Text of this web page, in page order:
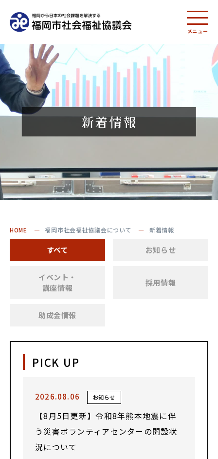
メニュー
新着情報
HOME 福岡市社会福祉協議会について 新着情報
すべて お知らせ
イベント・
講座情報
採用情報
助成金情報
PICK UP
2026.08.06 お知らせ
【8月5日更新】令和8年熊本地震に伴
う災害ボランティアセンターの開設状
況について